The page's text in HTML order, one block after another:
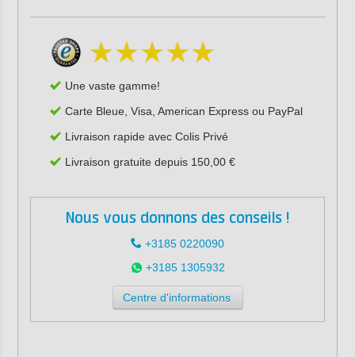
Une vaste gamme!
Carte Bleue, Visa, American Express ou PayPal
Livraison rapide avec Colis Privé
Livraison gratuite depuis 150,00 €
Nous vous donnons des conseils !
+3185 0220090
+3185 1305932
Centre d'informations